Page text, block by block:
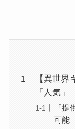
【異世界
「人気」
「
可能